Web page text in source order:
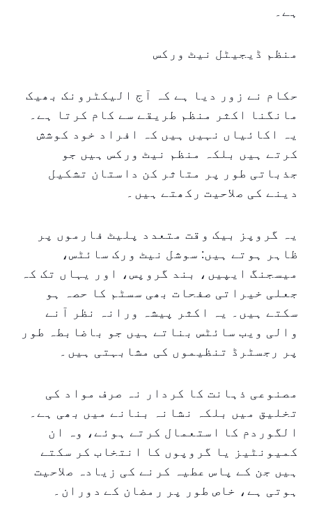
ہے۔
منظم ڈیجیٹل نیٹ ورکس
حکام نے زور دیا ہے کہ آج الیکٹرونک بھیک
مانگنا اکثر منظم طریقے سے کام کرتا ہے۔
یہ اکائیاں نہیں ہیں کہ افراد خود کوشش
کرتے ہیں بلکہ منظم نیٹ ورکس ہیں جو
جذباتی طور پر متاثر کن داستان تشکیل
دینے کی صلاحیت رکھتے ہیں۔
یہ گروپز بیک وقت متعدد پلیٹ فارموں پر
ظاہر ہوتے ہیں: سوشل نیٹ ورک سائٹس،
میسجنگ ایپیں، بند گروپس، اور یہاں تک کہ
جعلی خیراتی صفحات بھی سسٹم کا حصہ ہو
سکتے ہیں۔ یہ اکثر پیشہ ورانہ نظر آنے
والی ویب سائٹس بناتے ہیں جو باضابطہ طور
پر رجسٹرڈ تنظیموں کی مشابہتی ہیں۔
مصنوعی ذہانت کا کردار نہ صرف مواد کی
تخلیق میں بلکہ نشانہ بنانے میں بھی ہے۔
الگوردم کا استعمال کرتے ہوئے، وہ ان
کمیونٹیز یا گروپوں کا انتخاب کر سکتے
ہیں جن کے پاس عطیہ کرنے کی زیادہ صلاحیت
ہوتی ہے، خاص طور پر رمضان کے دوران۔